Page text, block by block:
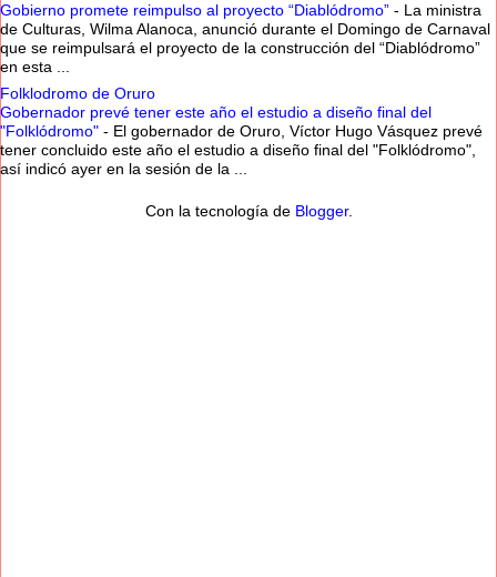
Gobierno promete reimpulso al proyecto “Diablódromo” - La ministra
de Culturas, Wilma Alanoca, anunció durante el Domingo de Carnaval
que se reimpulsará el proyecto de la construcción del “Diablódromo”
en esta ...
Folklodromo de Oruro
Gobernador prevé tener este año el estudio a diseño final del
"Folklódromo" - El gobernador de Oruro, Víctor Hugo Vásquez prevé
tener concluido este año el estudio a diseño final del "Folklódromo",
así indicó ayer en la sesión de la ...
Con la tecnología de Blogger.